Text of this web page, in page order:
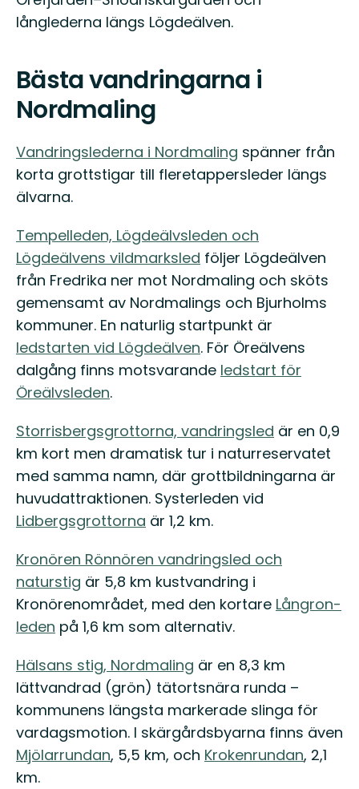
långlederna längs Lögdeälven.
Bästa vandringarna i
Nordmaling
Vandringslederna i Nordmaling spänner från
korta grottstigar till fleretappersleder längs
älvarna.
Tempelleden, Lögdeälvsleden och
Lögdeälvens vildmarksled följer Lögdeälven
från Fredrika ner mot Nordmaling och sköts
gemensamt av Nordmalings och Bjurholms
kommuner. En naturlig startpunkt är
ledstarten vid Lögdeälven. För Öreälvens
dalgång finns motsvarande ledstart för
Öreälvsleden.
Storrisbergsgrottorna, vandringsled är en 0,9
km kort men dramatisk tur i naturreservatet
med samma namn, där grottbildningarna är
huvudattraktionen. Systerleden vid
Lidbergsgrottorna är 1,2 km.
Kronören Rönnören vandringsled och
naturstig är 5,8 km kustvandring i
Kronörenområdet, med den kortare Långron-
leden på 1,6 km som alternativ.
Hälsans stig, Nordmaling är en 8,3 km
lättvandrad (grön) tätortsnära runda –
kommunens längsta markerade slinga för
vardagsmotion. I skärgårdsbyarna finns även
Mjölarrundan, 5,5 km, och Krokenrundan, 2,1
km.